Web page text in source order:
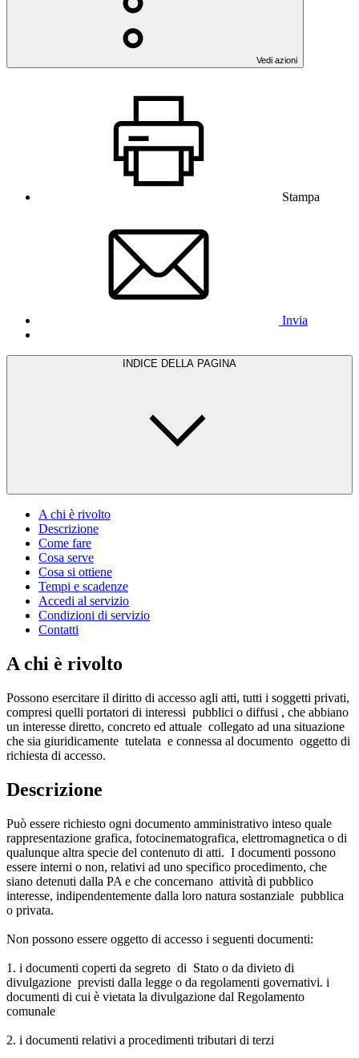
Vedi azioni
Stampa
Invia
INDICE DELLA PAGINA
A chi è rivolto
Descrizione
Come fare
Cosa serve
Cosa si ottiene
Tempi e scadenze
Accedi al servizio
Condizioni di servizio
Contatti
A chi è rivolto
Possono esercitare il diritto di accesso agli atti, tutti i soggetti privati,
compresi quelli portatori di interessi pubblici o diffusi , che abbiano
un interesse diretto, concreto ed attuale collegato ad una situazione
che sia giuridicamente tutelata e connessa al documento oggetto di
richiesta di accesso.
Descrizione
Può essere richiesto ogni documento amministrativo inteso quale
rappresentazione grafica, fotocinematografica, elettromagnetica o di
qualunque altra specie del contenuto di atti. I documenti possono
essere interni o non, relativi ad uno specifico procedimento, che
siano detenuti dalla PA e che concernano attività di pubblico
interesse, indipendentemente dalla loro natura sostanziale pubblica
o privata.
Non possono essere oggetto di accesso i seguenti documenti:
1. i documenti coperti da segreto di Stato o da divieto di
divulgazione previsti dalla legge o da regolamenti governativi. i
documenti di cui è vietata la divulgazione dal Regolamento
comunale
2. i documenti relativi a procedimenti tributari di terzi